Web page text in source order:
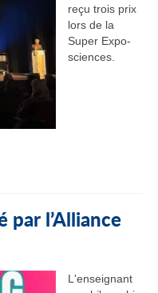
reçu trois prix
lors de la
Super Expo-
sciences.
par l’Alliance
L'enseignant